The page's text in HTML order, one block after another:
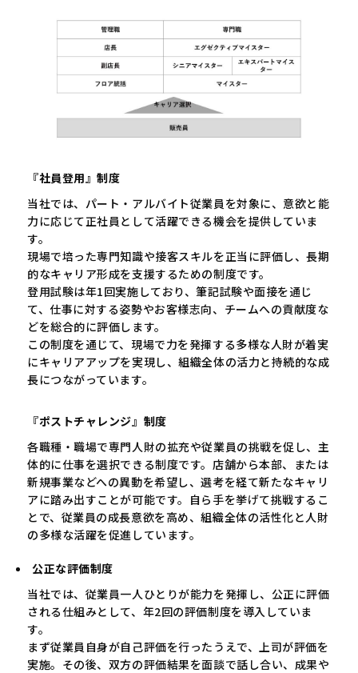
『社員登用』制度
当社では、パート・アルバイト従業員を対象に、意欲と能
力に応じて正社員として活躍できる機会を提供していま
す。
現場で培った専門知識や接客スキルを正当に評価し、長期
的なキャリア形成を支援するための制度です。
登用試験は年1回実施しており、筆記試験や面接を通じ
て、仕事に対する姿勢やお客様志向、チームへの貢献度な
どを総合的に評価します。
この制度を通じて、現場で力を発揮する多様な人財が着実
にキャリアアップを実現し、組織全体の活力と持続的な成
長につながっています。
『ポストチャレンジ』制度
各職種・職場で専門人財の拡充や従業員の挑戦を促し、主
体的に仕事を選択できる制度です。店舗から本部、または
新規事業などへの異動を希望し、選考を経て新たなキャリ
アに踏み出すことが可能です。自ら手を挙げて挑戦するこ
とで、従業員の成長意欲を高め、組織全体の活性化と人財
の多様な活躍を促進しています。
公正な評価制度
当社では、従業員一人ひとりが能力を発揮し、公正に評価
される仕組みとして、年2回の評価制度を導入していま
す。
まず従業員自身が自己評価を行ったうえで、上司が評価を
実施。その後、双方の評価結果を面談で話し合い、成果や